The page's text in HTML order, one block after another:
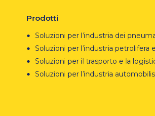
Prodotti
Soluzioni per l’industria dei
Soluzioni per l’industria petrolifera
Soluzioni per il trasporto e la
Soluzioni per l’industria